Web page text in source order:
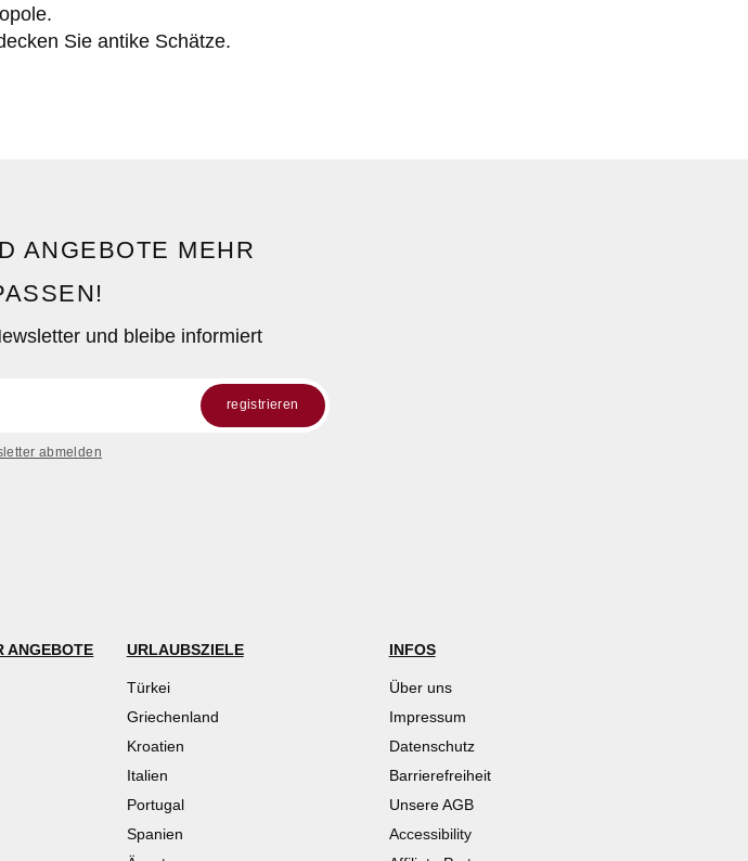
Sie antike Schätze.
ANGEBOTE MEHR
und bleibe informiert
registrieren
abmelden
ANGEBOTE URLAUBSZIELE
Türkei
Griechenland
Kroatien
Italien
Portugal
Spanien
INFOS
Über uns
Impressum
Datenschutz
Barrierefreiheit
Unsere AGB
Accessibility